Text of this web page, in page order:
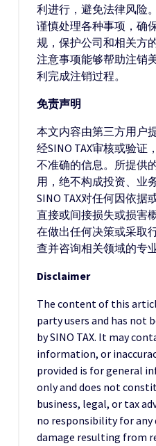
利进行，避免法律风险
谨慎处理各种事项，确
规，保护公司和相关方
注意事项能够帮助注销
利完成注销过程。
免责声明
本文内容由第三方用户
经SINO TAX审核或验
不准确的信息。所提供
用，绝不构成投资、业
SINO TAX对任何因依
直接或间接损失或损害
在做出任何决策或采取
查并咨询相关领域的专
Disclaimer
The content of this
party users and has not
by SINO TAX. It may
information, or
provided is for general
only and does not
business, legal, or tax
no responsibility for
damage resulting from